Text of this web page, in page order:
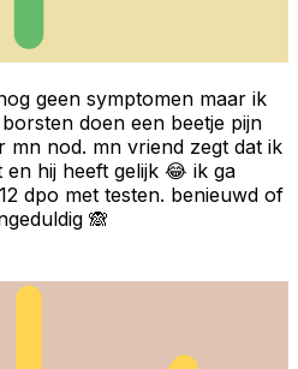
geen symptomen maar ik
doen een beetje pijn
mn nod. mn vriend zegt dat ik
hij heeft gelijk 😂 ik ga
dpo met testen. benieuwd of
🙈